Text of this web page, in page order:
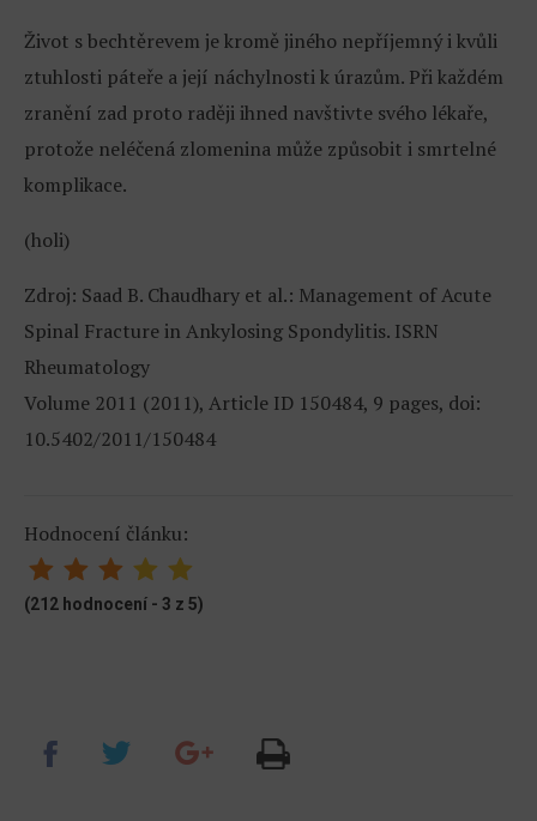
Život s bechtěrevem je kromě jiného nepříjemný i kvůli
ztuhlosti páteře a její náchylnosti k úrazům. Při každém
zranění zad proto raději ihned navštivte svého lékaře,
protože neléčená zlomenina může způsobit i smrtelné
komplikace.
(holi)
Zdroj: Saad B. Chaudhary et al.: Management of Acute
Spinal Fracture in Ankylosing Spondylitis. ISRN
Rheumatology
Volume 2011 (2011), Article ID 150484, 9 pages, doi:
10.5402/2011/150484
Hodnocení článku:
(212 hodnocení - 3 z 5)